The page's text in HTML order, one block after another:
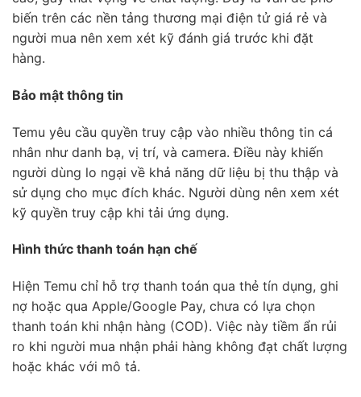
biến trên các nền tảng thương mại điện tử giá rẻ và
người mua nên xem xét kỹ đánh giá trước khi đặt
hàng.
Bảo mật thông tin
Temu yêu cầu quyền truy cập vào nhiều thông tin cá
nhân như danh bạ, vị trí, và camera. Điều này khiến
người dùng lo ngại về khả năng dữ liệu bị thu thập và
sử dụng cho mục đích khác. Người dùng nên xem xét
kỹ quyền truy cập khi tải ứng dụng.
Hình thức thanh toán hạn chế
Hiện Temu chỉ hỗ trợ thanh toán qua thẻ tín dụng, ghi
nợ hoặc qua Apple/Google Pay, chưa có lựa chọn
thanh toán khi nhận hàng (COD). Việc này tiềm ẩn rủi
ro khi người mua nhận phải hàng không đạt chất lượng
hoặc khác với mô tả.